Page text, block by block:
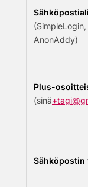
(SimpleLogin,
AnonAddy)
Plus-
(sinä
Sähköpostin